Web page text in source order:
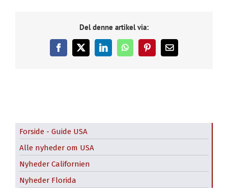
Del denne artikel via:
Facebook
X LinkedInWhatsAppPinterest
E-
Forside - Guide USA
Alle nyheder om USA
Nyheder Californien
Nyheder Florida